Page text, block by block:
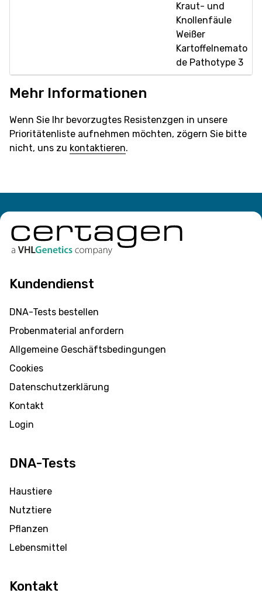
Kraut- und
Knollenfäule
Weißer
Kartoffelnemato
de Pathotype 3
Mehr Informationen
Wenn Sie Ihr bevorzugtes Resistenzgen in unsere
Prioritätenliste aufnehmen möchten, zögern Sie bitte
nicht, uns zu kontaktieren.
Kundendienst
DNA-Tests bestellen
Probenmaterial anfordern
Allgemeine Geschäftsbedingungen
Cookies
Datenschutzerklärung
Kontakt
Login
DNA-Tests
Haustiere
Nutztiere
Pflanzen
Lebensmittel
Kontakt